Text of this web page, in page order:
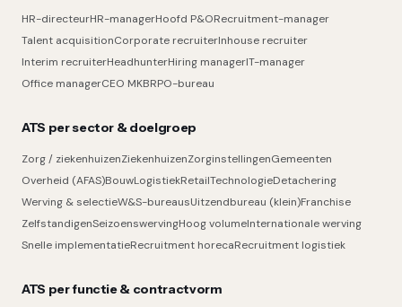
HR-directeurHR-managerHoofd P&ORecruitment-manager
Talent acquisitionCorporate recruiterInhouse recruiter
Interim recruiterHeadhunterHiring managerIT-manager
Office managerCEO MKBRPO-bureau
ATS per sector & doelgroep
Zorg / ziekenhuizenZiekenhuizenZorginstellingenGemeenten
Overheid (AFAS)BouwLogistiekRetailTechnologieDetachering
Werving & selectieW&S-bureausUitzendbureau (klein)Franchise
ZelfstandigenSeizoenswervingHoog volumeInternationale werving
Snelle implementatieRecruitment horecaRecruitment logistiek
ATS per functie & contractvorm